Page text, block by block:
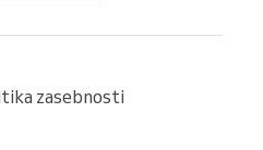
zasebnosti